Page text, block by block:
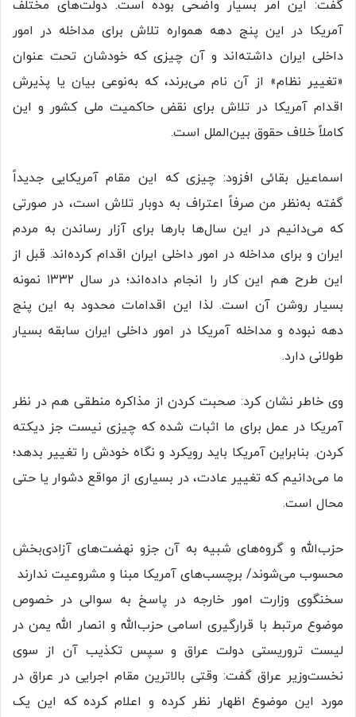
گفت: این امر بسیار واضحی بوده است. دولت‌های مختلف
آمریکا در این پنج دهه همواره تلاش برای مداخله در امور
داخلی ایران داشته‌اند و آن چیزی که خودشان تحت عنوان
«تغییر نظام» از آن نام می‌برند، که به‌نوعی بیان یا پذیرش
اقدام آمریکا در تلاش برای نقض حاکمیت ملی کشور و این
کاملاً خلاف حقوق بین‌الملل است.
اسماعیل بقائی افزود: چیزی که این مقام آمریکایی جدیداً
گفته به‌نظر من صرفاً اعتراف به دوبار تلاش است، در صورتی
که می‌دانیم در این سال‌ها بارها برای آزار رساندن به مردم
ایران و برای مداخله در امور داخلی ایران اقدام کرده‌اند. قبل از
این طرح هم این کار را انجام داده‌اند؛ در سال ۱۳۳۲ نمونه
بسیار روشن آن است. لذا این اقدامات محدود به این پنج
دهه نبوده و مداخله آمریکا در امور داخلی ایران سابقه بسیار
طولانی دارد.
وی خاطر نشان کرد: صحبت کردن از مذاکره منطقی هم در نظر
آمریکا در عمل برای ما اثبات شده که چیزی نیست جز دیکته
کردن. بنابراین آمریکا باید رویکرد و نگاه خودش را تغییر بدهد؛
ما می‌دانیم که تغییر عادت، در بسیاری از مواقع دشوار یا حتی
محال است.
حزب‌الله و گروه‌های شبیه به آن جزو نهضت‌های آزادی‌بخش
محسوب می‌شوند/ برچسب‌های آمریکا مبنا و مشروعیت ندارند
سخنگوی وزارت امور خارجه در پاسخ به سوالی در خصوص
موضوع مرتبط با قرارگیری اسامی حزب‌الله و انصار الله یمن در
لیست تروریستی دولت عراق و سپس تکذیب آن از سوی
نخست‌وزیر عراق گفت: وقتی بالاترین مقام اجرایی در عراق در
مورد این موضوع اظهار نظر کرده و اعلام کرده که این یک